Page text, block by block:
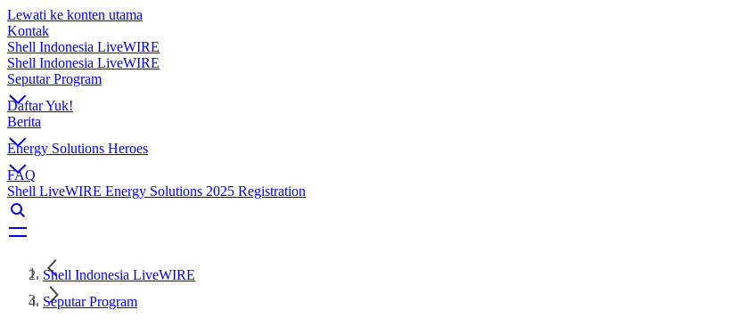
Lewati ke konten utama
Kontak
Shell Indonesia LiveWIRE
Shell Indonesia LiveWIRE
Seputar Program
Daftar Yuk!
Berita
Energy Solutions Heroes
FAQ
Shell LiveWIRE Energy Solutions 2025 Registration
Shell Indonesia LiveWIRE
Seputar Program